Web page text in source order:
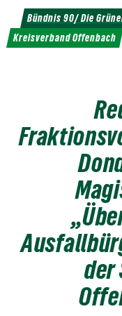
Weiter
zum
Inhalt
Bündnis 90/ Die
Kreisverband Offenbach
der